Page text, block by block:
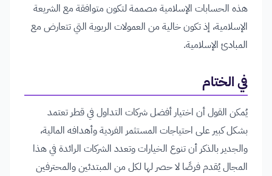
هذه الحسابات الإسلامية مصممة لتكون متوافقة مع الشريعة
الإسلامية، إذ تكون خالية من العمولات الربوية التي تتعارض مع
المبادئ الإسلامية.
في الختام
يُمكن القول أن اختيار أفضل شركات التداول في قطر تعتمد
بشكل كبير على احتياجات المستثمر الفردية وأهدافه المالية،
والجدير بالذكر أن تنوع الخيارات وتعدد الشركات الرائدة في هذا
المجال يُقدم فرصًا لا حصر لها لكل من المبتدئين والمحترفين